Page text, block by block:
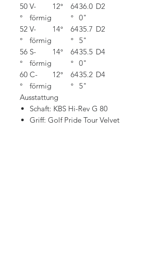
50
°
V-
förmig
12°
64
°
36.0
0"
D2
52
°
V-
förmig
14°
64
°
35.7
5"
D2
56
°
S-
förmig
14°
64
°
35.5
0"
D4
60
°
C-
förmig
12°
64
°
35.2
5"
D4
Ausstattung
Schaft: KBS Hi-Rev G 80
Griff: Golf Pride Tour Velvet